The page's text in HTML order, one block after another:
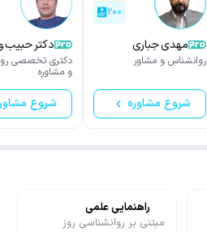
۲۰۰
مهدی جباری
روانشناس و مشاور
شروع مشاوره
دکتر حبیب
دکتری تخصصی
و مشاوره
شروع
راهنمایی علمی
مبتنی بر روانشناسی روز